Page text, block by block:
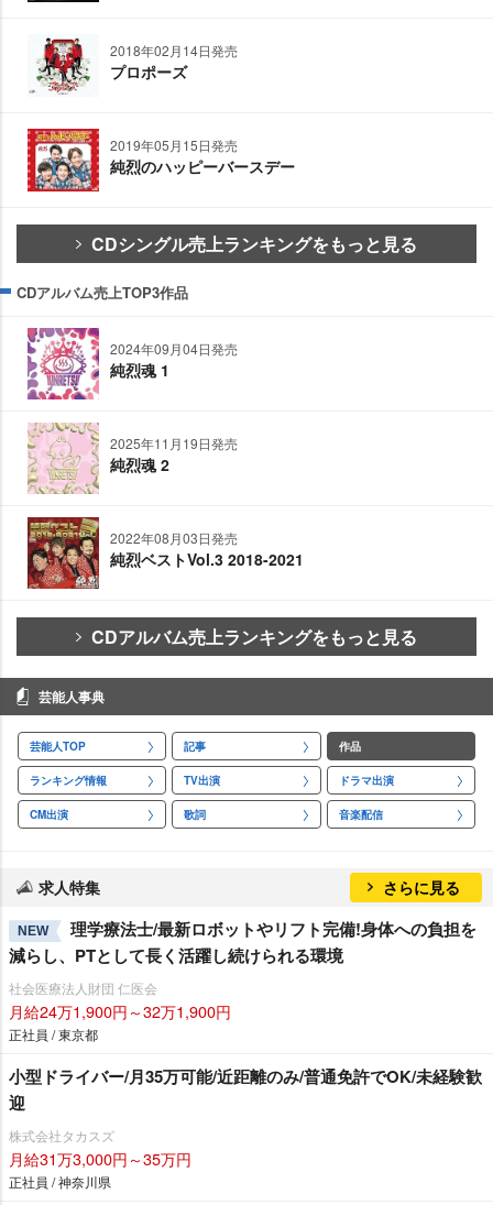
2018年02月14日発売
プロポーズ
2019年05月15日発売
純烈のハッピーバースデー
CDシングル売上ランキングをもっと見る
CDアルバム売上TOP3作品
2024年09月04日発売
純烈魂 1
2025年11月19日発売
純烈魂 2
2022年08月03日発売
純烈ベストVol.3 2018-2021
CDアルバム売上ランキングをもっと見る
芸能人事典
芸能人TOP 記事 作品
ランキング情報 TV出演 ドラマ出演
CM出演 歌詞 音楽配信
求人特集 さらに見る
NEW
理学療法士/最新ロボットやリフト完備!身体への負担を
減らし、PTとして長く活躍し続けられる環境
社会医療法人財団 仁医会
月給24万1,900円～32万1,900円
正社員 / 東京都
小型ドライバー/月35万可能/近距離のみ/普通免許でOK/未経験歓
迎
株式会社タカスズ
月給31万3,000円～35万円
正社員 / 神奈川県